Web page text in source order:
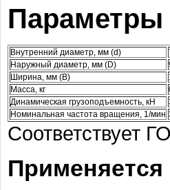
Параметры
Внутренний диаметр, мм (d)
Наружный диаметр, мм (D)
Ширина, мм (B)
Масса, кг
Динамическая грузоподъемность, кН
Номинальная частота вращения, 1/мин
Соответствует